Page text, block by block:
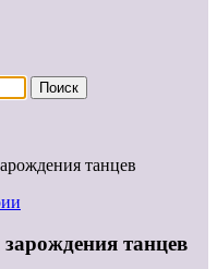
танцев
танцев